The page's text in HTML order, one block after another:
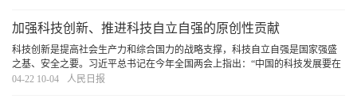
加强科技创新、推进科技自立自强的原创性贡献
科技创新是提高社会生产力和综合国力的战略支撑，科技自立自强是国家强盛
之基、安全之要。习近平总书记在今年全国两会上指出：“中国的科技发展要在
国际上开展合作的同时，坚持独立自主、自立自强，更好承担起我们的历史责
04-22 10-04 人民日报